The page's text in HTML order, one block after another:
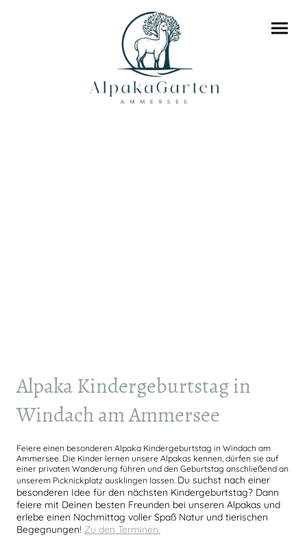
Alpaka Kindergeburtstag in
Windach am Ammersee
Feiere einen besonderen Alpaka Kindergeburtstag in Windach am
Ammersee. Die Kinder lernen unsere Alpakas kennen, dürfen sie auf
einer privaten Wanderung führen und den Geburtstag anschließend an
unserem Picknickplatz ausklingen lassen. Du suchst nach einer
besonderen Idee für den nächsten Kindergeburtstag? Dann
feiere mit Deinen besten Freunden bei unseren Alpakas und
erlebe einen Nachmittag voller Spaß Natur und tierischen
Begegnungen! Zu den Terminen.